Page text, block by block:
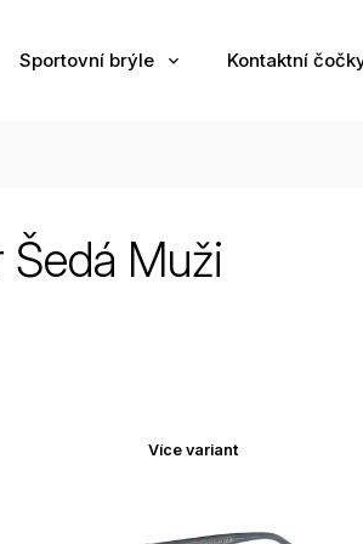
Sportovní brýle Kontaktní
Muži
Více variant